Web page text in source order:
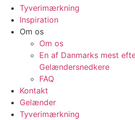
Tyverimærkning
Inspiration
Om os
Om os
En af Danmarks mest
Gelændersnedkere
FAQ
Kontakt
Gelænder
Tyverimærkning